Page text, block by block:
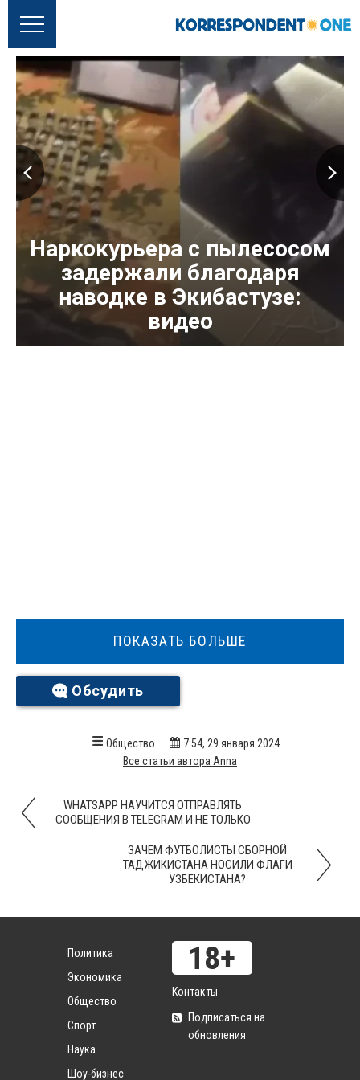
Наркокурьера с пылесосом
задержали благодаря
наводке в Экибастузе:
видео
ПОКАЗАТЬ БОЛЬШЕ
Обсудить
Общество
7:54, 29 января 2024
Все статьи автора Anna
WHATSAPP НАУЧИТСЯ ОТПРАВЛЯТЬ
СООБЩЕНИЯ В TELEGRAM И НЕ ТОЛЬКО
ЗАЧЕМ ФУТБОЛИСТЫ СБОРНОЙ
ТАДЖИКИСТАНА НОСИЛИ ФЛАГИ
УЗБЕКИСТАНА?
Политика
Экономика
Общество
Спорт
Наука
Шоу-бизнес
Контакты
Подписаться на
обновления